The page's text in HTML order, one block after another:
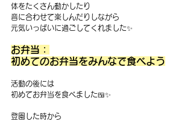
体をたくさん動かしたり
音に合わせて楽しんだりしながら
元気いっぱいに過ごしてくれました✨
お弁当：
初めてのお弁当をみんなで食べよう
活動の後には
初めてお弁当を食べました🍱✨
登園した時から